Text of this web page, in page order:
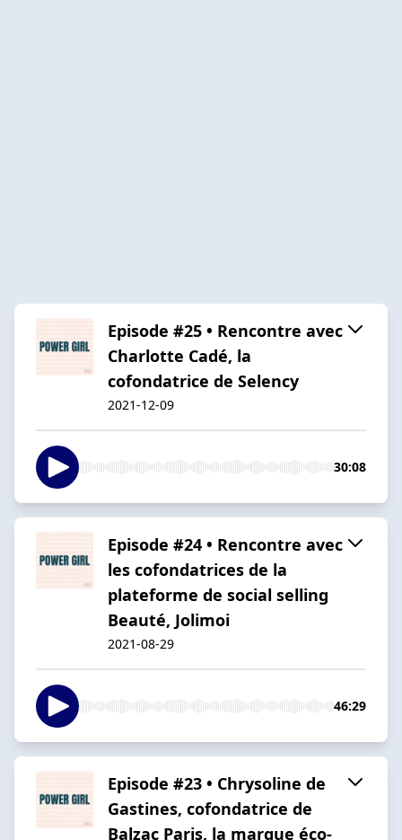
Episode #25 • Rencontre avec
Charlotte Cadé, la
cofondatrice de Selency
2021-12-09
30:08
Episode #24 • Rencontre avec
les cofondatrices de la
plateforme de social selling
Beauté, Jolimoi
2021-08-29
46:29
Episode #23 • Chrysoline de
Gastines, cofondatrice de
Balzac Paris, la marque éco-